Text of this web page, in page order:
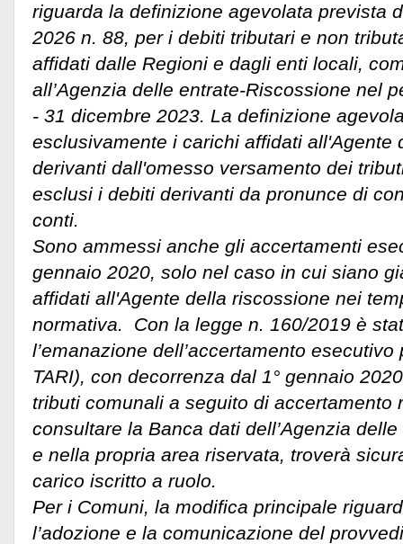
riguarda la definizione agevolata prevista
2026 n. 88, per i debiti tributari e non
affidati dalle Regioni e dagli enti locali,
all’Agenzia delle entrate-Riscossione nel
- 31 dicembre 2023. La definizione
esclusivamente i carichi affidati all'Agente
derivanti dall'omesso versamento dei
esclusi i debiti derivanti da pronunce di
conti.
Sono ammessi anche gli accertamenti
gennaio 2020, solo nel caso in cui siano
affidati all'Agente della riscossione nei
normativa. Con la legge n. 160/2019 è
l’emanazione dell’accertamento
TARI), con decorrenza dal 1° gennaio
tributi comunali a seguito di accertamento
consultare la Banca dati dell’Agenzia
e nella propria area riservata, troverà
carico iscritto a ruolo.
Per i Comuni, la modifica principale
l’adozione e la comunicazione del